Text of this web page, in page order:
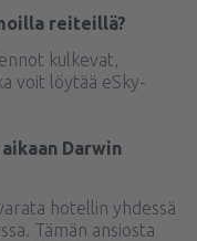
reiteillä?
kulkevat,
voit löytää eSky-
Darwin
hotellin yhdessä
Tämän ansiosta